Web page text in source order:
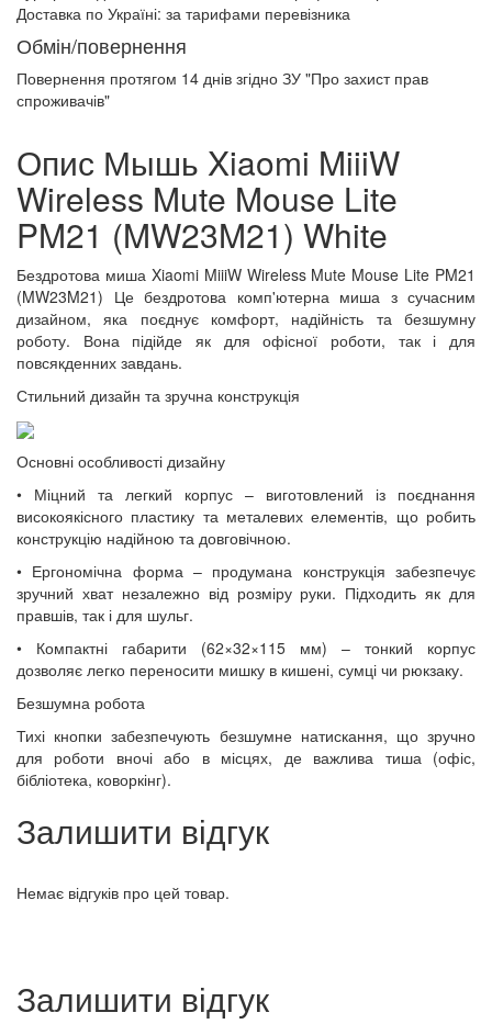
Доставка по Україні: за тарифами перевізника
Обмін/повернення
Повернення протягом 14 днів згідно ЗУ "Про захист прав
спроживачів"
Опис Мышь Xiaomi MiiiW
Wireless Mute Mouse Lite
PM21 (MW23M21) White
Бездротова миша Xiaomi MiiiW Wireless Mute Mouse Lite PM21
(MW23M21) Це бездротова комп'ютерна миша з сучасним
дизайном, яка поєднує комфорт, надійність та безшумну
роботу. Вона підійде як для офісної роботи, так і для
повсякденних завдань.
Стильний дизайн та зручна конструкція
Основні особливості дизайну
• Міцний та легкий корпус – виготовлений із поєднання
високоякісного пластику та металевих елементів, що робить
конструкцію надійною та довговічною.
• Ергономічна форма – продумана конструкція забезпечує
зручний хват незалежно від розміру руки. Підходить як для
правшів, так і для шульг.
• Компактні габарити (62×32×115 мм) – тонкий корпус
дозволяє легко переносити мишку в кишені, сумці чи рюкзаку.
Безшумна робота
Тихі кнопки забезпечують безшумне натискання, що зручно
для роботи вночі або в місцях, де важлива тиша (офіс,
бібліотека, коворкінг).
Залишити відгук
Немає відгуків про цей товар.
Залишити відгук